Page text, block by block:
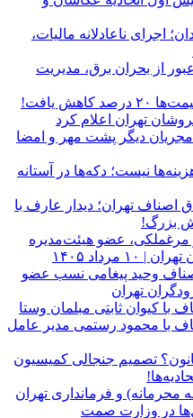
اجرای ناعادلانه مالیات،
از بحران برق، مدیریت
خبر خوش برای بازار میوه؛ قیمت‌ها ۲۰ درصد کاهش یافت!
تهران اعلام کرد
مجریان دیگر پشت مهر و امضا
نیست؛ دکه‌ها در آستانه
تهران؛ دیدار عارف با
بزرگ!
مرغملکی، عضو هیئت‌مدیره
مرداد ۱۴۰۵
وحید پیغامی نسب عضو
تهران
با کیوان ثابتی مبلمان وستا
با محمود رستمی مدیر عامل
تصمیم جنجالی کمیسیون
محرمانه) و فرمانداری تهران
در وزارت صمت